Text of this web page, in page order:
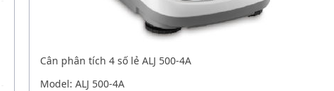
Cân phân tích 4 số lẻ ALJ 500-4A
Model: ALJ 500-4A